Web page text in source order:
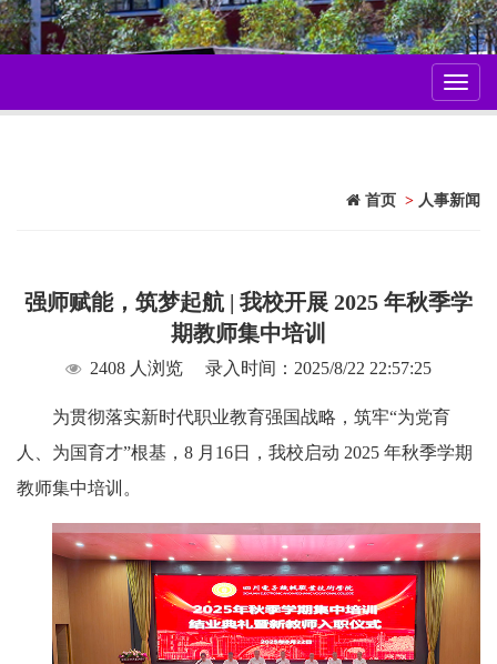
首页 > 人事新闻
强师赋能，筑梦起航 | 我校开展 2025 年秋季学
期教师集中培训
2408 人浏览 录入时间：2025/8/22 22:57:25
为贯彻落实新时代职业教育强国战略，筑牢“为党育
人、为国育才”根基，8 月16日，我校启动 2025 年秋季学期
教师集中培训。